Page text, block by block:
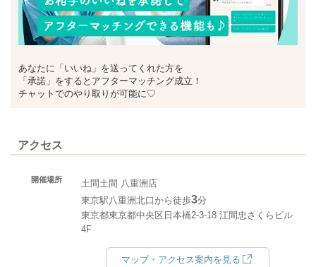
あなたに「いいね」を送ってくれた方を
「承諾」をするとアフターマッチング成立！
チャットでのやり取りが可能に♡
アクセス
開催場所
土間土間 八重洲店
東京駅八重洲北口から徒歩3分
東京都東京都中央区日本橋2-3-18 江間忠さくらビル
4F
マップ・アクセス案内を見る